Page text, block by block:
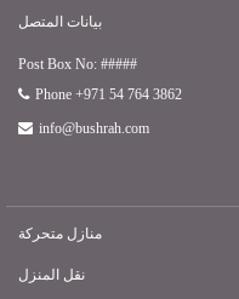
بيانات المتصل
Post Box No: #####
Phone +971 54 764 3862
info@bushrah.com
منازل متحركة
نقل المنزل